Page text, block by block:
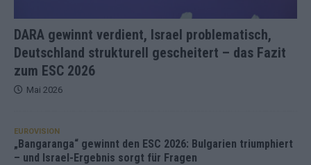
DARA gewinnt verdient, Israel problematisch,
Deutschland strukturell gescheitert – das Fazit
zum ESC 2026
Mai 2026
EUROVISION
„Bangaranga“ gewinnt den ESC 2026: Bulgarien triumphiert
– und Israel-Ergebnis sorgt für Fragen